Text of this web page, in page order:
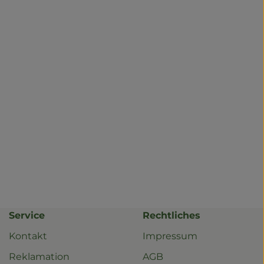
Service
Kontakt
Reklamation
Rechtliches
Impressum
AGB